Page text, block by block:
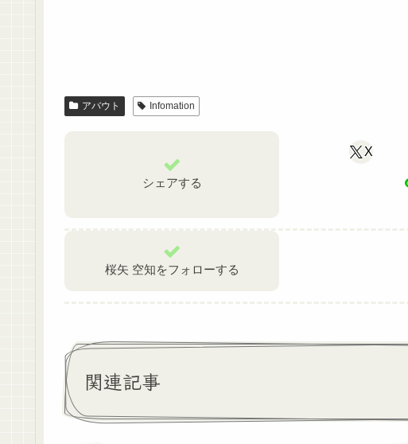
アバウト Infomation
シェアする
X
桜矢 空知をフォローする
関連記事